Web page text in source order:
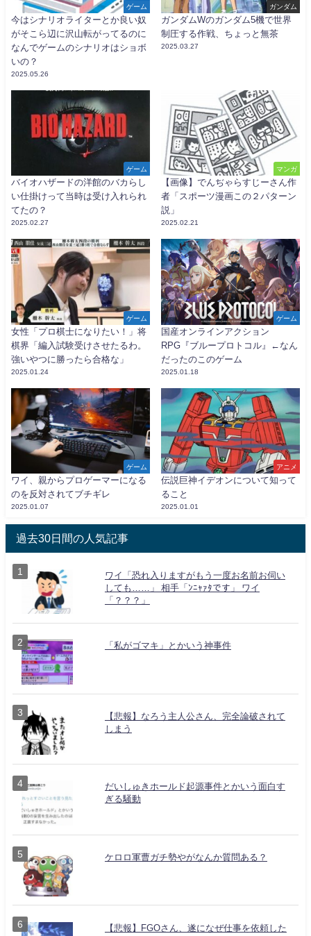
ゲーム
今はシナリオライターとか良い奴
がそこら辺に沢山転がってるのに
なんでゲームのシナリオはショボ
いの？
2025.05.26
ガンダム
ガンダムWのガンダム5機で世界
制圧する作戦、ちょっと無茶
2025.03.27
ゲーム
バイオハザードの洋館のバカらし
い仕掛けって当時は受け入れられ
てたの？
2025.02.27
マンガ
【画像】でんぢゃらすじーさん作
者「スポーツ漫画この２パターン
説」
2025.02.21
ゲーム
女性「プロ棋士になりたい！」将
棋界「編入試験受けさせたるわ。
強いやつに勝ったら合格な」
2025.01.24
ゲーム
国産オンラインアクション
RPG『ブループロトコル』←なん
だったのこのゲーム
2025.01.18
ゲーム
ワイ、親からプロゲーマーになる
のを反対されてブチギレ
2025.01.07
アニメ
伝説巨神イデオンについて知って
ること
2025.01.01
過去30日間の人気記事
ワイ「恐れ入りますがもう一度お名前お伺い
しても……」 相手「ﾝﾆｬｧﾀです」 ワイ
「？？？」
「私がゴマキ」とかいう神事件
【悲報】なろう主人公さん、完全論破されて
しまう
だいしゅきホールド起源事件とかいう面白す
ぎる騒動
ケロロ軍曹ガチ勢やがなんか質問ある？
【悲報】FGOさん、遂になぜ仕事を依頼した